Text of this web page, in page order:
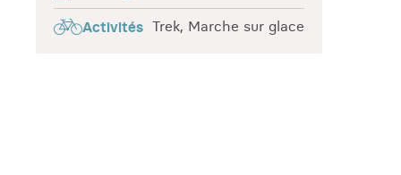
Activités Trek, Marche sur glace